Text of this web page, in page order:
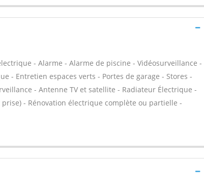
- Alarme - Alarme de piscine - Vidéosurveillance -
- Entretien espaces verts - Portes de garage - Stores -
- Antenne TV et satellite - Radiateur Électrique -
- Rénovation électrique complète ou partielle -